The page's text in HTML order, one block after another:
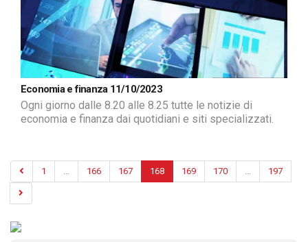
Economia e finanza 11/10/2023
Ogni giorno dalle 8.20 alle 8.25 tutte le notizie di
economia e finanza dai quotidiani e siti specializzati.
1 ... 166 167 168 169 170 ... 197